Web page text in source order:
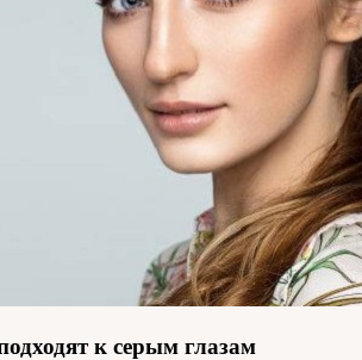
к серым глазам